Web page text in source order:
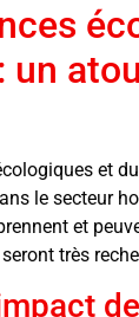
un
et
le secteur
et
très